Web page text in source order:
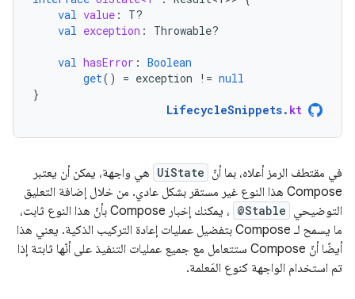
val value :
T?
val exception : Throwable?
val hasError : Boolean
get() = exception != null
}
LifecycleSnippets. kt
في مقتطف الرمز أعلاه، بما أنّ UiState هي واجهة، يمكن أن يعتبر
Compose هذا النوع غير مستقر بشكل عادي. من خلال إضافة التعليق
التوضيحي @Stable
، يمكنك إخبار Compose بأنّ هذا النوع ثابت،
ما يسمح لـ Compose بتفضيل عمليات إعادة التركيب الذكية. يعني هذا
أيضًا أنّ Compose ستتعامل مع جميع عمليات التنفيذ على أنّها ثابتة إذا
تم استخدام الواجهة كنوع المَعلمة.